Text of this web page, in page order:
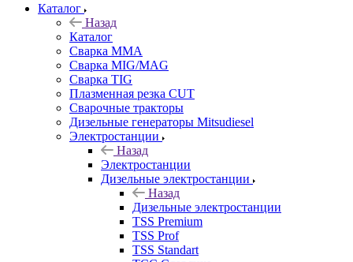
Каталог
Назад
Каталог
Сварка MMA
Сварка MIG/MAG
Сварка TIG
Плазменная резка CUT
Сварочные тракторы
Дизельные генераторы Mitsudiesel
Электростанции
Назад
Электростанции
Дизельные электростанции
Назад
Дизельные электростанции
TSS Premium
TSS Prof
TSS Standart